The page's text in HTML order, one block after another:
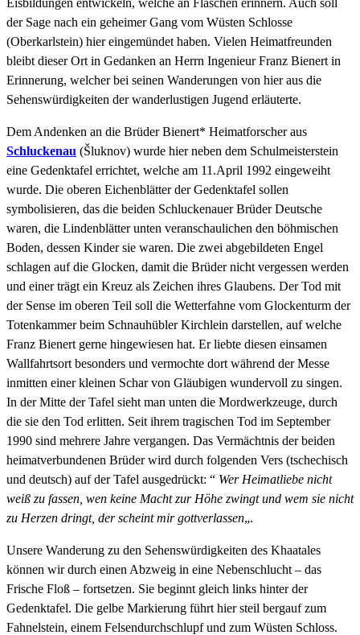
Eisbildungen entwickeln, welche an Flaschen erinnern. Auch soll
der Sage nach ein geheimer Gang vom Wüsten Schlosse
(Oberkarlstein) hier eingemündet haben. Vielen Heimatfreunden
bleibt dieser Ort in Gedanken an Herrn Ingenieur Franz Bienert in
Erinnerung, welcher bei seinen Wanderungen von hier aus die
Sehenswürdigkeiten der wanderlustigen Jugend erläuterte.
Dem Andenken an die Brüder Bienert* Heimatforscher aus
Schluckenau (Šluknov) wurde hier neben dem Schulmeisterstein
eine Gedenktafel errichtet, welche am 11.April 1992 eingeweiht
wurde. Die oberen Eichenblätter der Gedenktafel sollen
symbolisieren, das die beiden Schluckenauer Brüder Deutsche
waren, die Lindenblätter unten veranschaulichen den böhmischen
Boden, dessen Kinder sie waren. Die zwei abgebildeten Engel
schlagen auf die Glocken, damit die Brüder nicht vergessen werden
und einer trägt ein Kreuz als Zeichen ihres Glaubens. Der Tod mit
der Sense im oberen Teil soll die Wetterfahne vom Glockenturm der
Totenkammer beim Schnauhübler Kirchlein darstellen, auf welche
Franz Bienert gerne hingewiesen hat. Er liebte diesen einsamen
Wallfahrtsort besonders und vermochte dort während der Messe
inmitten einer kleinen Schar von Gläubigen wundervoll zu singen.
In der Mitte der Tafel sieht man unten die Mordwerkzeuge, durch
die sie den Tod erlitten. Seit ihrem tragischen Tod im September
1990 sind mehrere Jahre vergangen. Das Vermächtnis der beiden
heimatverbundenen Brüder wird durch folgenden Vers (tschechisch
und deutsch) auf der Tafel ausgedrückt: “ Wer Heimatliebe nicht
weiß zu fassen, wen keine Macht zur Höhe zwingt und wem sie nicht
zu Herzen dringt, der scheint mir gottverlassen„.
Unsere Wanderung zu den Sehenswürdigkeiten des Khaatales
können wir durch einen Abzweig in eine Nebenschlucht – das
Frische Floß – fortsetzen. Sie beginnt gleich links hinter der
Gedenktafel. Die gelbe Markierung führt hier steil bergauf zum
Fahnelstein, einem Felsendurchschlupf und zum Wüsten Schloss.